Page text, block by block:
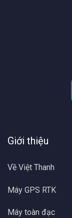
Giới thiệu
Về Việt Thanh
Máy GPS RTK
Máy toàn đạc